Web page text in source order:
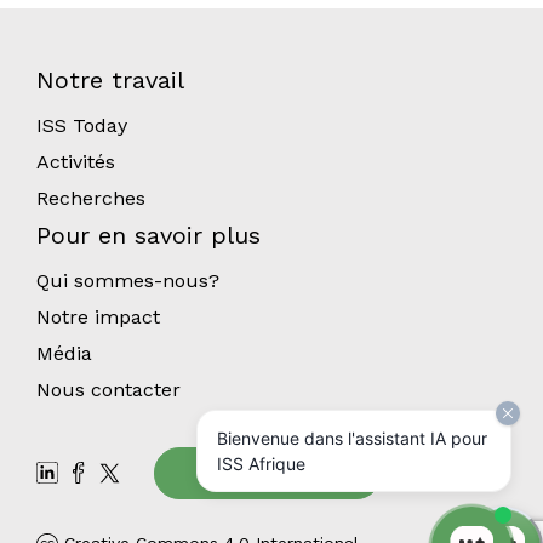
Notre travail
ISS Today
Activités
Recherches
Pour en savoir plus
Qui sommes-nous?
Notre impact
Média
Nous contacter
Abonnez-vous
Bienvenue dans l'assistant IA pour
ISS Afrique